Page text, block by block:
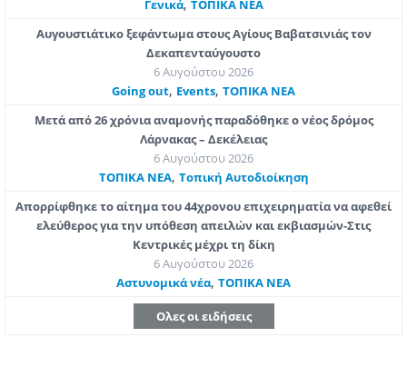
Γενικά ΤΟΠΙΚΑ ΝΕΑ
Αυγουστιάτικο ξεφάντωμα στους Αγίους Βαβατσινιάς τον
Δεκαπενταύγουστο
6 Αυγούστου 2026
Going out, Εvents, ΤΟΠΙΚΑ ΝΕΑ
Μετά από 26 χρόνια αναμονής παραδόθηκε ο νέος δρόμος
Λάρνακας – Δεκέλειας
6 Αυγούστου 2026
ΤΟΠΙΚΑ ΝΕΑ, Τοπική Αυτοδιοίκηση
Απορρίφθηκε το αίτημα του 44χρονου επιχειρηματία να αφεθεί
ελεύθερος για την υπόθεση απειλών και εκβιασμών-Στις
Κεντρικές μέχρι τη δίκη
6 Αυγούστου 2026
Aστυνομικά νέα, ΤΟΠΙΚΑ ΝΕΑ
Ολες οι ειδήσεις